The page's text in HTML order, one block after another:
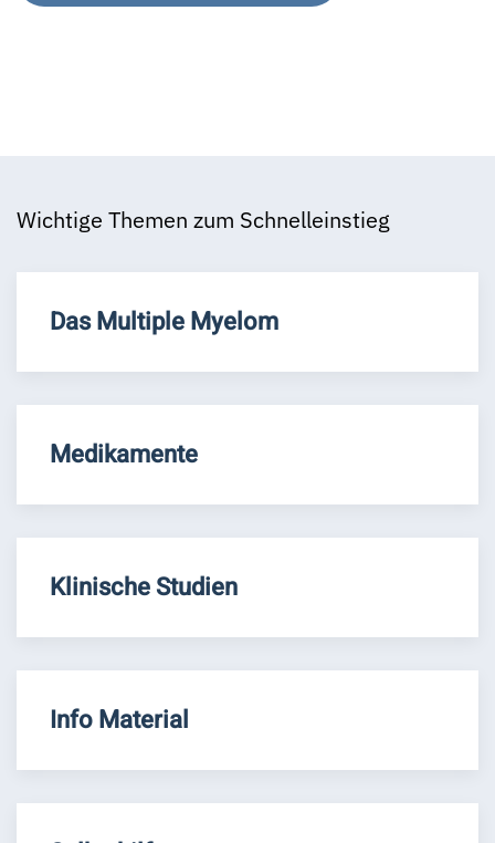
Wichtige Themen zum Schnelleinstieg
Das Multiple Myelom
Medikamente
Klinische Studien
Info Material